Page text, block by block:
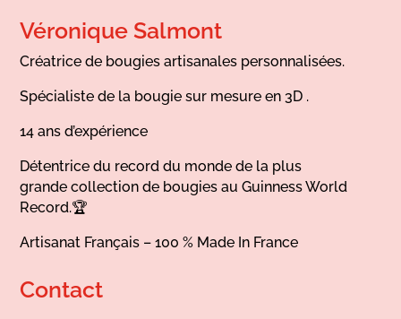
Véronique Salmont
Créatrice de bougies artisanales personnalisées.
Spécialiste de la bougie sur mesure en 3D .
14 ans d’expérience
Détentrice du record du monde de la plus
grande collection de bougies au Guinness World
Record.🏆
Artisanat Français – 100 % Made In France
Contact